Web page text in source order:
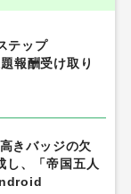
テップ
報酬受け取り
きバッジの欠
し、「帝国五人